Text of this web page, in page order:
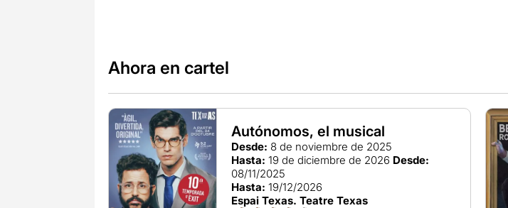
Ahora en cartel
Autónomos, el musical
Desde: 8 de noviembre de 2025
Hasta: 19 de diciembre de 2026 Desde:
08/11/2025
Hasta: 19/12/2026
Espai Texas. Teatre Texas